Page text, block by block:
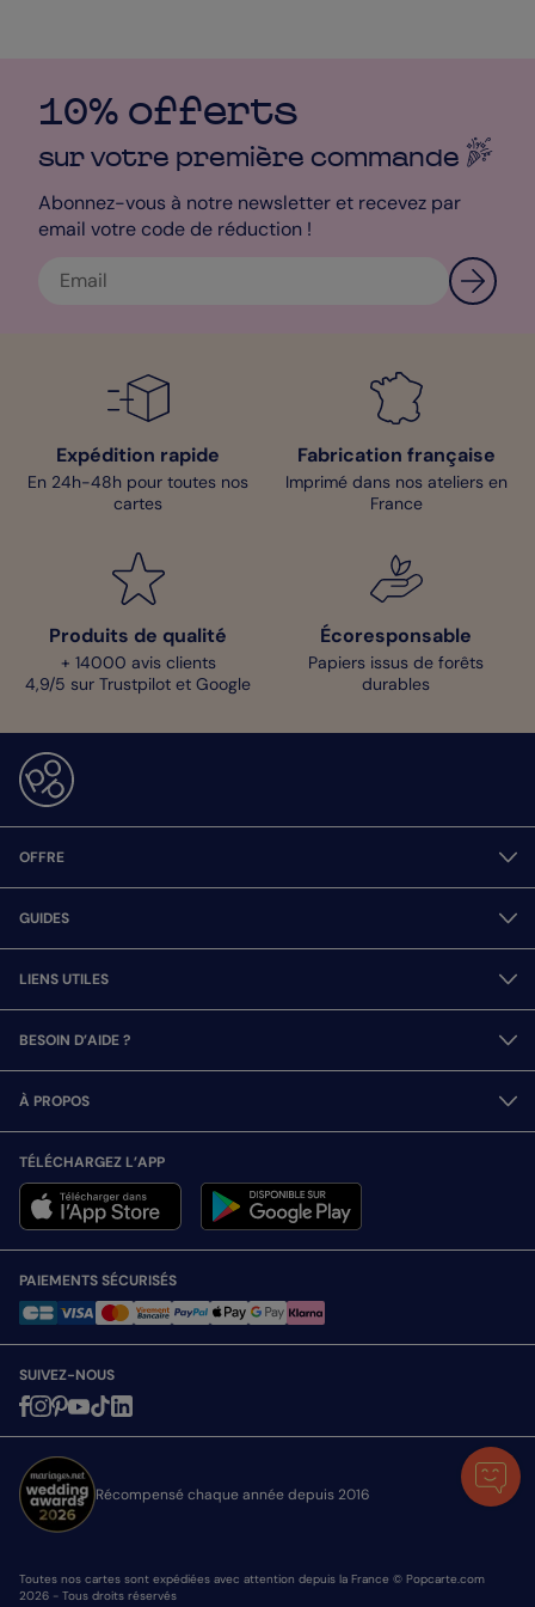
10% offerts
sur votre première commande
Abonnez-vous à notre newsletter et recevez par
email votre code de réduction !
Expédition rapide
En 24h-48h pour toutes nos
cartes
Fabrication française
Imprimé dans nos ateliers en
France
Produits de qualité
+ 14000 avis clients
4,9/5 sur Trustpilot et Google
Écoresponsable
Papiers issus de forêts
durables
OFFRE
GUIDES
LIENS UTILES
BESOIN D’AIDE ?
À PROPOS
TÉLÉCHARGEZ L’APP
PAIEMENTS SÉCURISÉS
SUIVEZ-NOUS
Récompensé chaque année depuis 2016
Toutes nos cartes sont expédiées avec attention depuis la France © Popcarte.com
2026 - Tous droits réservés